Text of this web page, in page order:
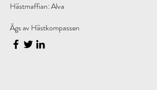
Hästmaffian: Alva
Ägs av Hästkompassen